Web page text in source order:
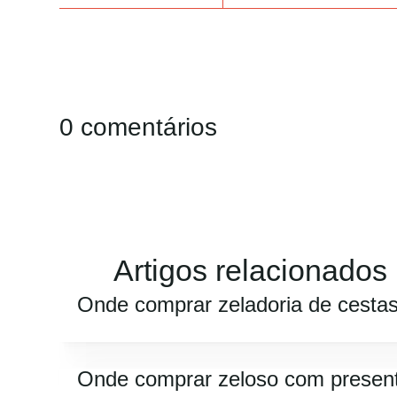
0 comentários
Artigos relacionados
Onde comprar zeladoria de
Onde comprar zeloso com